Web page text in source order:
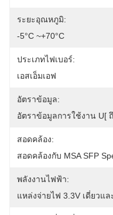
ระยะอุณหภูมิ:
-5°C ~+70°C
ประเภทไฟเบอร์:
เอสเอ็มเอฟ
อัตราข้อมูล:
อัตราข้อมูลการใช้งาน U[
สอดคล้อง:
สอดคล้องกับ MSA SFP
พลังงานไฟฟ้า:
แหล่งจ่ายไฟ 3.3V เดี่ยวแล